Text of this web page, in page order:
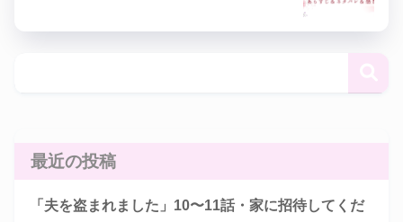
最近の投稿
「夫を盗まれました」10〜11話・家に招待してくだ